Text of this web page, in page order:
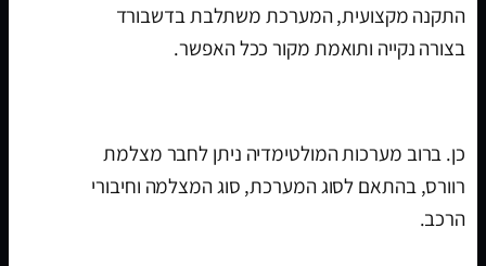
התקנה מקצועית, המערכת משתלבת בדשבורד
בצורה נקייה ותואמת מקור ככל האפשר.
כן. ברוב מערכות המולטימדיה ניתן לחבר מצלמת
רוורס, בהתאם לסוג המערכת, סוג המצלמה וחיבורי
הרכב.